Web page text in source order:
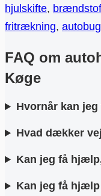
hjulskifte,
fritrækning,
FAQ om
Køge
Hvornår kan
Hvad dækker
Kan jeg få
Kan jeg få